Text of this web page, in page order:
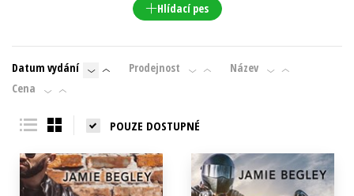
Hlídací pes
Datum vydání Prodejnost
Název
Cena
POUZE DOSTUPNÉ